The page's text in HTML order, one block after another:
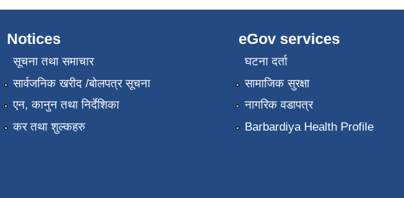
Notices
सूचना तथा समाचार
सार्वजनिक खरीद /बोलपत्र सूचना
एन, कानुन तथा निर्देशिका
कर तथा शुल्कहरु
eGov services
घटना दर्ता
सामाजिक सुरक्षा
नागरिक वडापत्र
Barbardiya Health Profile